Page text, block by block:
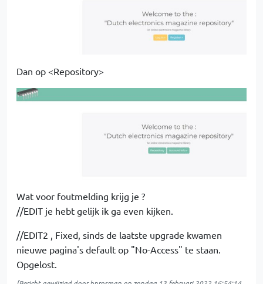
Dan op <Repository>
Wat voor foutmelding krijg je ?
//EDIT je hebt gelijk ik ga even kijken.
//EDIT2 , Fixed, sinds de laatste upgrade kwamen
nieuwe pagina's default op "No-Access" te staan.
Opgelost.